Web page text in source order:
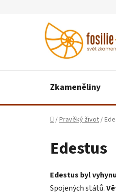
Zkameněliny
Domů
/Pravěký život/
Edestus
Edestus byl
Spojených států.